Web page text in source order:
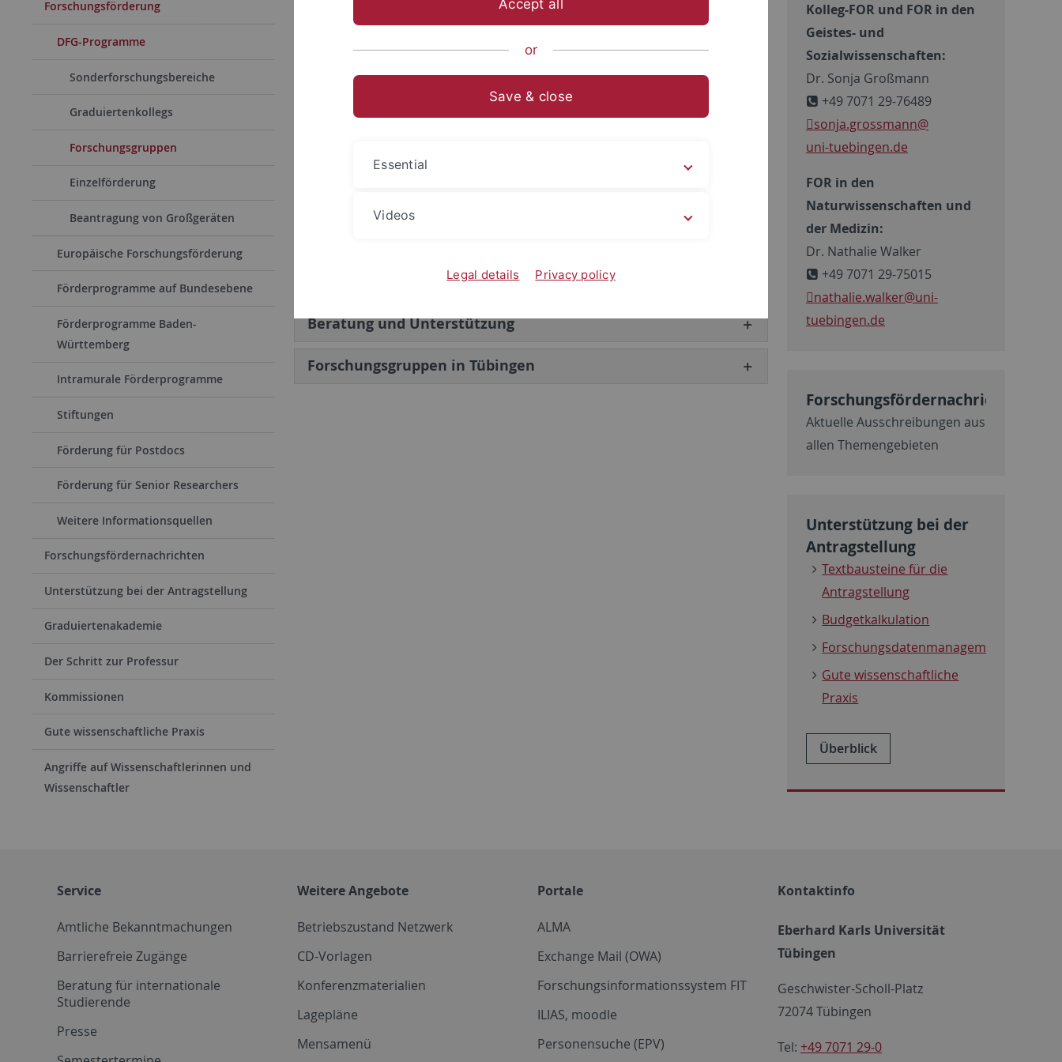
Forschungsförderung
DFG-Programme
Sonderforschungsbereiche
Graduiertenkollegs
Forschungsgruppen
Einzelförderung
Beantragung von Großgeräten
Europäische Forschungsförderung
Förderprogramme auf Bundesebene
Förderprogramme Baden-
Württemberg
Intramurale Förderprogramme
Stiftungen
Förderung für Postdocs
Förderung für Senior Researchers
Weitere Informationsquellen
Forschungsfördernachrichten
Unterstützung bei der Antragstellung
Graduiertenakademie
Der Schritt zur Professur
Kommissionen
Gute wissenschaftliche Praxis
Angriffe auf Wissenschaftlerinnen und
Wissenschaftler
Eine Forschungsgruppe ist ein enges Arbeitsbündnis mehrerer
herausragender Wissenschaftler*innen, die gemeinsam eine
Forschungsaufgabe bearbeiten. Das Forschungsvorhaben geht dabei nach
seinem thematischen, zeitlichen und teils auch finanziellen Umfang über die
Förderungsmöglichkeiten im Rahmen der Einzelförderung hinaus. Eine
in denen koordiniert an der übergeordneten Forschungsaufgabe gearbeitet
Beratung und Unterstützung
Forschungsgruppen in Tübingen
Kolleg-FOR und FOR in den
Geistes- und
Sozialwissenschaften:
Dr. Sonja Großmann
+49 7071 29-76489
sonja.grossmann@
uni-tuebingen.de
FOR in den
Naturwissenschaften und
der Medizin:
Dr. Nathalie Walker
+49 7071 29-75015
nathalie.walker@uni-
tuebingen.de
Forschungsfördernachrichten
Aktuelle Ausschreibungen aus
allen Themengebieten
Unterstützung bei der
Antragstellung
Textbausteine für die
Antragstellung
Budgetkalkulation
Forschungsdatenmanagement
Gute wissenschaftliche
Praxis
Überblick
Service
Amtliche Bekanntmachungen
Barrierefreie Zugänge
Beratung für internationale
Studierende
Presse
Weitere Angebote
Betriebszustand Netzwerk
CD-Vorlagen
Konferenzmaterialien
Lagepläne
Mensamenü
Portale
ALMA
Exchange Mail (OWA)
Forschungsinformationssystem FIT
ILIAS, moodle
Personensuche (EPV)
Kontaktinfo
Eberhard Karls Universität
Tübingen
Geschwister-Scholl-Platz
72074 Tübingen
Tel: +49 7071 29-0
Accept all
or
Save & close
Essential
Videos
Legal details Privacy policy